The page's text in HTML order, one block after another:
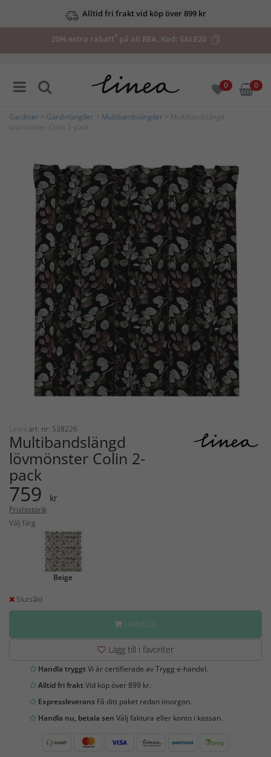
Alltid fri frakt vid köp över 899 kr
20% extra rabatt*på all REA. Kod: SALE20
0 0
Gardiner Gardinlängder Multibandslängder > Multibandslängd
lövmönster Colin 2-pack
Linea art. nr: 538226
Multibandslängd
lövmönster Colin 2-
pack
759 kr
Prishistorik
Välj färg
Beige
Slutsåld
HANDLA
Lägg till i favoriter
Handla tryggtVi är certifierade av Trygg e-handel.
Alltid fri fraktVid köp över 899 kr.
Expressleverans Få ditt paket redan imorgon.
Handla nu, betala sen Välj faktura eller konto i kassan.